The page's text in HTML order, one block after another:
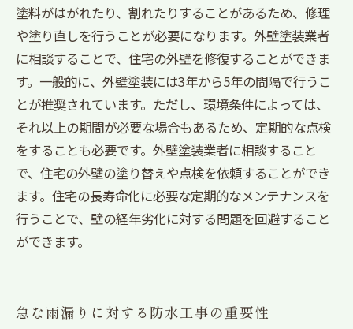
塗料がはがれたり、割れたりすることがあるため、修理
や塗り直しを行うことが必要になります。外壁塗装業者
に相談することで、住宅の外壁を修復することができま
す。一般的に、外壁塗装には3年から5年の間隔で行うこ
とが推奨されています。ただし、環境条件によっては、
それ以上の期間が必要な場合もあるため、定期的な点検
をすることも必要です。外壁塗装業者に相談すること
で、住宅の外壁の塗り替えや点検を依頼することができ
ます。住宅の長寿命化に必要な定期的なメンテナンスを
行うことで、壁の経年劣化に対する問題を回避すること
ができます。
急な雨漏りに対する防水工事の重要性